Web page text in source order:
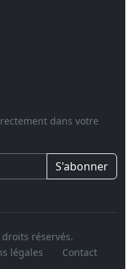
dans votre
S'abonner
réservés.
légales Contact